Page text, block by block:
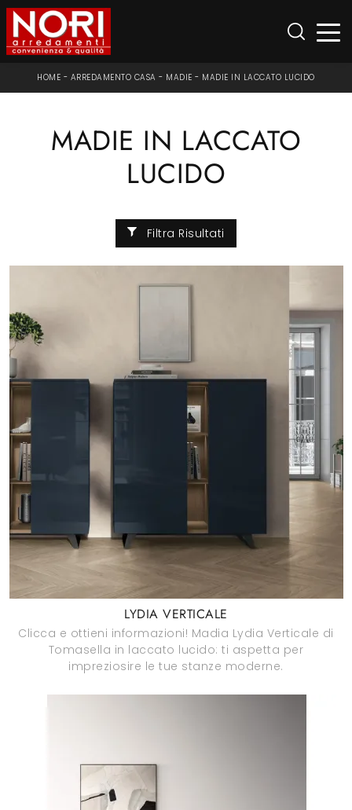
HOME - ARREDAMENTO CASA - MADIE - MADIE IN LACCATO LUCIDO
MADIE IN LACCATO
LUCIDO
Filtra Risultati
LYDIA VERTICALE
Clicca e ottieni informazioni! Madia Lydia Verticale di
Tomasella in laccato lucido: ti aspetta per
impreziosire le tue stanze moderne.